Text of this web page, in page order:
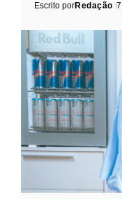
Escrito porRedação